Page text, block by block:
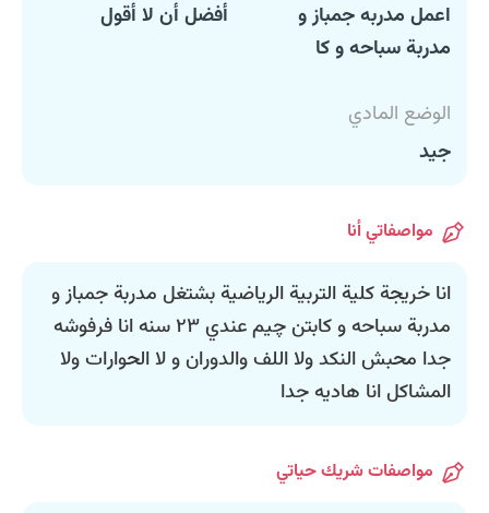
اعمل مدربه جمباز و
مدربة سباحه و كا
أفضل أن لا أقول
الوضع المادي
جيد
مواصفاتي أنا
انا خريجة كلية التربية الرياضية بشتغل مدربة جمباز و
مدربة سباحه و كابتن چيم عندي ٢٣ سنه انا فرفوشه
جدا محبش النكد ولا اللف والدوران و لا الحوارات ولا
المشاكل انا هاديه جدا
مواصفات شريك حياتي